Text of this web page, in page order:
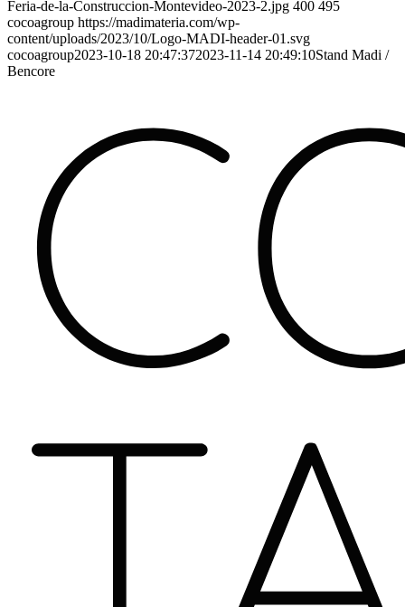
Feria-de-la-Construccion-Montevideo-2023-2.jpg 400 495
cocoagroup https://madimateria.com/wp-
content/uploads/2023/10/Logo-MADI-header-01.svg
cocoagroup2023-10-18 20:47:372023-11-14 20:49:10Stand Madi /
Bencore